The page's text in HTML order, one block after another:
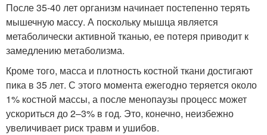
После 35-40 лет организм начинает постепенно терять
мышечную массу. А поскольку мышца является
метаболически активной тканью, ее потеря приводит к
замедлению метаболизма.
Кроме того, масса и плотность костной ткани достигают
пика в 35 лет. С этого момента ежегодно теряется около
1% костной массы, а после менопаузы процесс может
ускориться до 2–3% в год. Это, конечно, неизбежно
увеличивает риск травм и ушибов.